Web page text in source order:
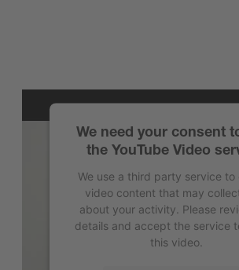
We need your consent
the YouTube Video
We use a third party service to
video content that may
about your activity. Please
details and accept the service
this video.